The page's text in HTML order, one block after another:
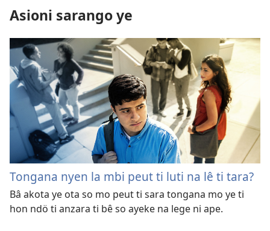
Asioni sarango ye
Tongana nyen la mbi peut ti luti na lê ti tara?
Bâ akota ye ota so mo peut ti sara tongana mo ye ti
hon ndö ti anzara ti bê so ayeke na lege ni ape.